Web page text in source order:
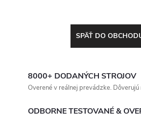
SPÄŤ DO
8000+ DODANÝCH STROJOV
Overené v reálnej prevádzke. Dôverujú
ODBORNE TESTOVANÉ &